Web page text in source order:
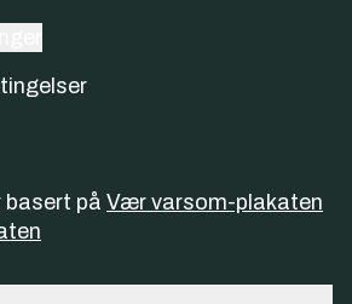
basert på Vær varsom-plakaten